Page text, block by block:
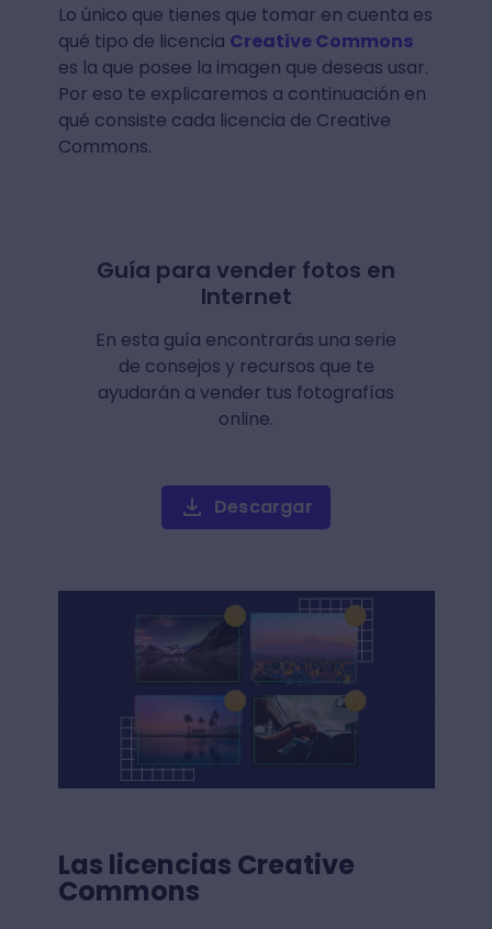
Lo único que tienes que tomar en cuenta es
qué tipo de licencia Creative Commons
es la que posee la imagen que deseas usar.
Por eso te explicaremos a continuación en
qué consiste cada licencia de Creative
Commons.
Guía para vender fotos en
Internet
En esta guía encontrarás una serie
de consejos y recursos que te
ayudarán a vender tus fotografías
online.
Descargar
Las licencias Creative
Commons